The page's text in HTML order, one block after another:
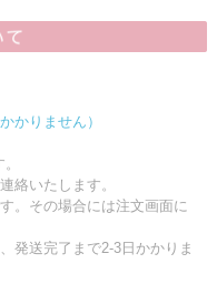
かりません）
絡いたします。
。その場合には注文画面に
発送完了まで2-3日かかりま